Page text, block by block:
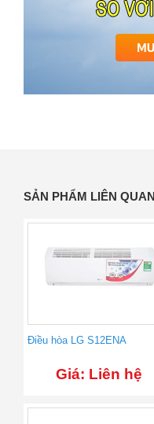
SẢN PHẨM LIÊN QUAN
Điều hòa LG S12ENA
Giá: Liên hệ